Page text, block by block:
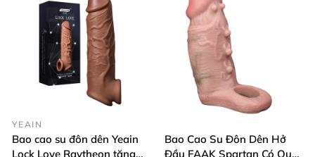
YEAIN
Bao cao su đôn dên Yeain
Lock Love Raytheon tăng
Bao Cao Su Đôn Dên Hở
Đầu FAAK Spartan Có Quai